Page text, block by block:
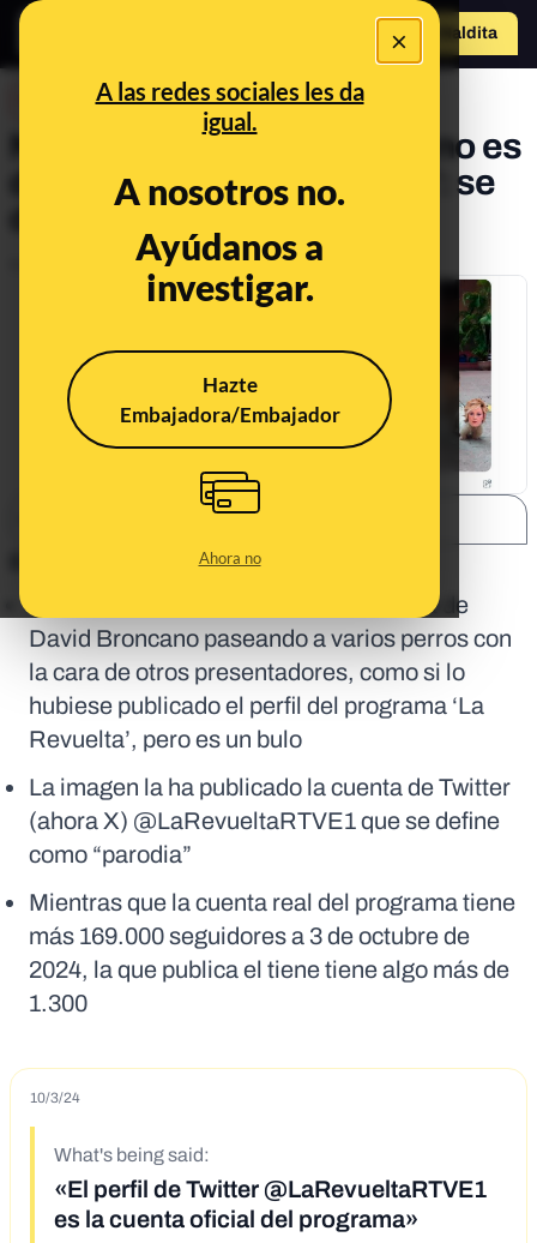
×
A las redes sociales les da
igual.
A nosotros no.
Ayúdanos a
investigar.
Hazte
Embajadora/Embajador
Ahora no
Hazte Maldito
No, esta cuenta de Twitter no es
del programa ‘La Revuelta’: se
define como “parodia”
Oct 3, 2024, 4:46:08 PM
Circula un tuit con una foto manipulada de
David Broncano paseando a varios perros con
la cara de otros presentadores, como si lo
hubiese publicado el perfil del programa ‘La
Revuelta’, pero es un bulo
La imagen la ha publicado la cuenta de Twitter
(ahora X) @LaRevueltaRTVE1 que se define
como “parodia”
Mientras que la cuenta real del programa tiene
más 169.000 seguidores a 3 de octubre de
2024, la que publica el tiene tiene algo más de
1.300
10/3/24
What's being said:
«El perfil de Twitter @LaRevueltaRTVE1
es la cuenta oficial del programa»